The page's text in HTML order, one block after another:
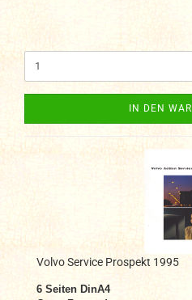
IN DEN
Volvo Service Prospekt 1995
6 Seiten DinA4